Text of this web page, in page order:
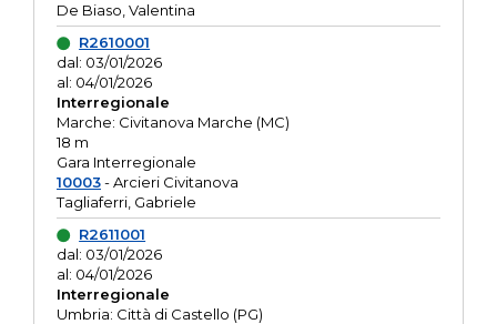
De Biaso, Valentina
R2610001
dal: 03/01/2026
al: 04/01/2026
Interregionale
Marche: Civitanova Marche (MC)
18 m
Gara Interregionale
10003- Arcieri Civitanova
Tagliaferri, Gabriele
R2611001
dal: 03/01/2026
al: 04/01/2026
Interregionale
Umbria: Città di Castello (PG)